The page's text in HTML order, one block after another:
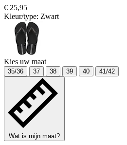
€ 25,95
Kleur/type: Zwart
Kies uw maat
35/36 37 38 39 40 41/42
Wat is mijn maat?